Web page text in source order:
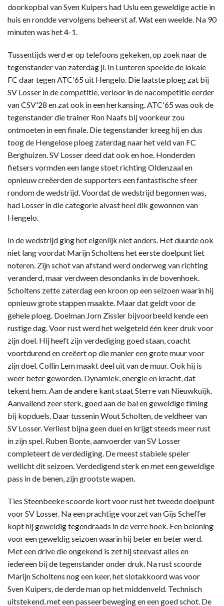
doorkopbal van Sven Kuipers had Uslu een geweldige actie in
huis en rondde vervolgens beheerst af. Wat een weelde. Na 90
minuten was het 4-1.
Tussentijds werd er op telefoons gekeken, op zoek naar de
tegenstander van zaterdag jl. In Lunteren speelde de lokale
FC daar tegen ATC'65 uit Hengelo. Die laatste ploeg zat bij
SV Losser in de competitie, verloor in de nacompetitie eerder
van CSV'28 en zat ook in een herkansing. ATC'65 was ook de
tegenstander die trainer Ron Naafs bij voorkeur zou
ontmoeten in een finale. Die tegenstander kreeg hij en dus
toog de Hengelose ploeg zaterdag naar het veld van FC
Berghuizen. SV Losser deed dat ook en hoe. Honderden
fietsers vormden een lange stoet richting Oldenzaal en
opnieuw creëerden de supporters een fantastische sfeer
rondom de wedstrijd. Voordat de wedstrijd begonnen was,
had Losser in die categorie alvast heel dik gewonnen van
Hengelo.
In de wedstrijd ging het eigenlijk niet anders. Het duurde ook
niet lang voordat Marijn Scholtens het eerste doelpunt liet
noteren. Zijn schot van afstand werd onderweg van richting
veranderd, maar verdween desondanks in de bovenhoek.
Scholtens zette zaterdag een kroon op een seizoen waarin hij
opnieuw grote stappen maakte. Maar dat geldt voor de
gehele ploeg. Doelman Jorn Zissler bijvoorbeeld kende een
rustige dag. Voor rust werd het welgeteld één keer druk voor
zijn doel. Hij heeft zijn verdediging goed staan, coacht
voortdurend en creëert op die manier een grote muur voor
zijn doel. Collin Lem maakt deel uit van de muur. Ook hij is
weer beter geworden. Dynamiek, energie en kracht, dat
tekent hem. Aan de andere kant staat Sterre van Nieuwkuijk.
Aanvallend zeer sterk, goed aan de bal en geweldige timing
bij kopduels. Daar tussenin Wout Scholten, de veldheer van
SV Losser. Verliest bijna geen duel en krijgt steeds meer rust
in zijn spel. Ruben Bonte, aanvoerder van SV Losser
completeert de verdediging. De meest stabiele speler
wellicht dit seizoen. Verdedigend sterk en met een geweldige
pass in de benen, zijn grootste wapen.
Ties Steenbeeke scoorde kort voor rust het tweede doelpunt
voor SV Losser. Na een prachtige voorzet van Gijs Scheffer
kopt hij geweldig tegendraads in de verre hoek. Een beloning
voor een geweldig seizoen waarin hij beter en beter werd.
Met een drive die ongekend is zet hij steevast alles en
iedereen bij de tegenstander onder druk. Na rust scoorde
Marijn Scholtens nog een keer, het slotakkoord was voor
Sven Kuipers, de derde man op het middenveld. Technisch
uitstekend, met een passeerbeweging en een goed schot. De